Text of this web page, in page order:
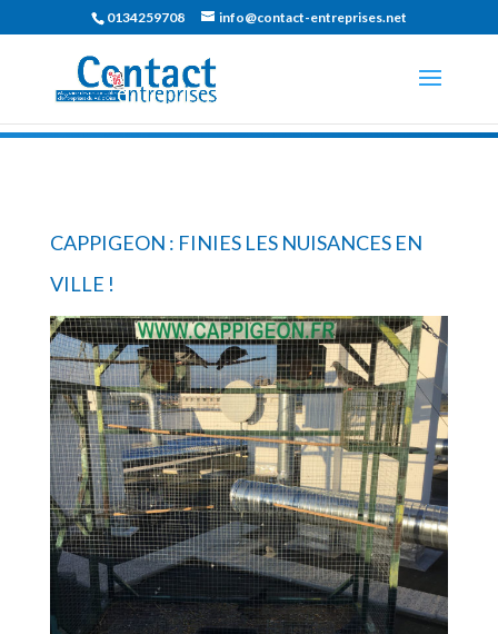
0134259708 info@contact-entreprises.net
CAPPIGEON : FINIES LES NUISANCES EN
VILLE !